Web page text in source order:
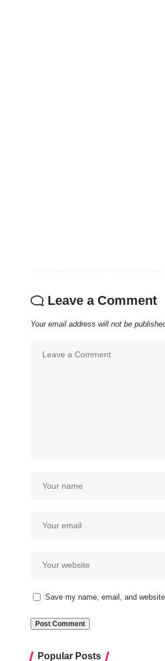
Leave a Comment
Your email address will not be
Save my name, email, and
Popular Posts